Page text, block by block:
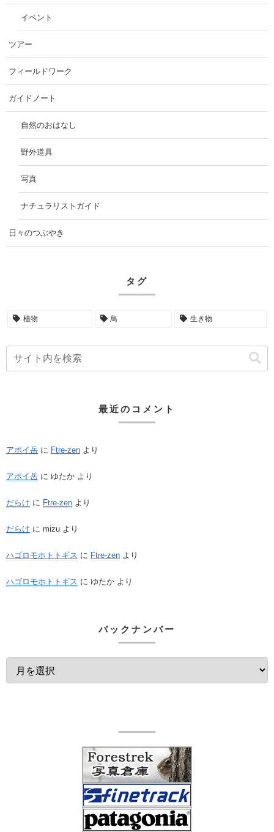
イベント
ツアー
フィールドワーク
ガイドノート
自然のおはなし
野外道具
写真
ナチュラリストガイド
日々のつぶやき
タグ
植物 鳥 生き物
最近のコメント
アポイ岳 に Ftre-zen より
アポイ岳 に ゆたか より
だらけ に Ftre-zen より
だらけ に mizu より
ハゴロモホトトギス に Ftre-zen より
ハゴロモホトトギス に ゆたか より
バックナンバー